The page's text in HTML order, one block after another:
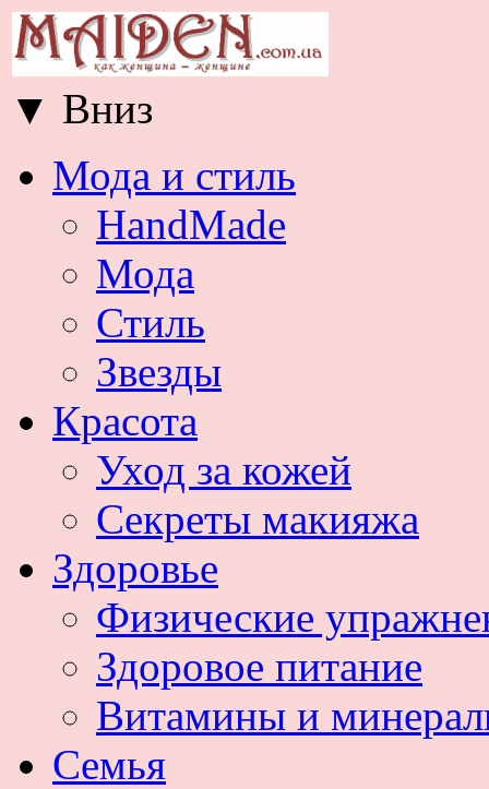
▼ Вниз
Мода и стиль
HandMade
Мода
Стиль
Звезды
Красота
Уход за кожей
Секреты макияжа
Здоровье
Физические
Здоровое питание
Витамины и
Семья